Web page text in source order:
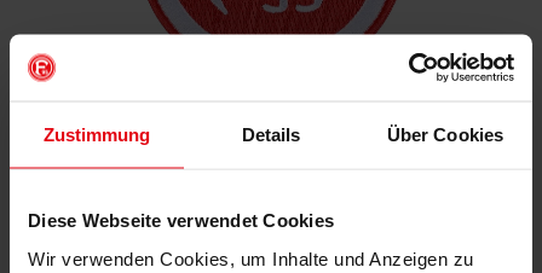
Zustimmung Details Über Cookies
Diese Webseite verwendet Cookies
Wir verwenden Cookies, um Inhalte und Anzeigen zu
Aufnäher "Retro"
Mitgliederpreis: € 4,46